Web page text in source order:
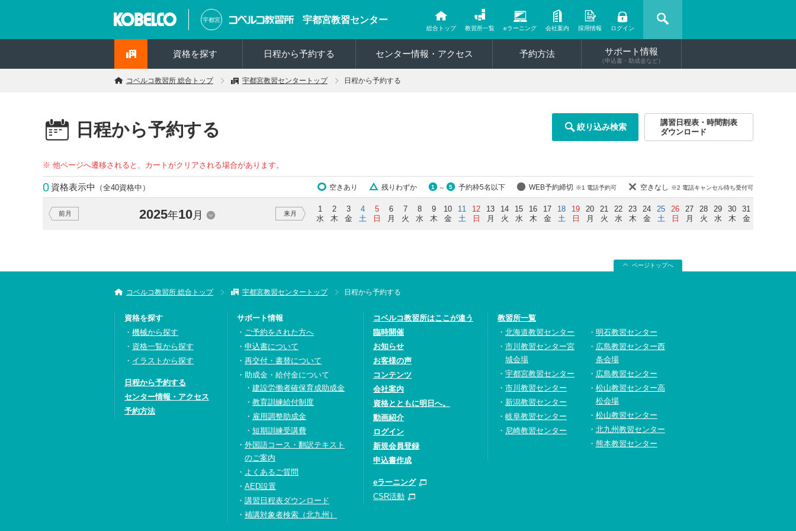
宇都宮 宇都宮教習センター
総合トップ 教習所一覧 eラーニング 会社案内 採用情報 ログイン
資格を探す 日程から予約する センター情報・アクセス 予約方法 サポート情報
（申込書・助成金など）
コベルコ教習所 総合トップ 宇都宮教習センタートップ 日程から予約する
日程から予約する 絞り込み検索
講習日程表・時間割表
ダウンロード
※ 他ページへ遷移されると、カートがクリアされる場合があります。
0 資格表示中 （全40資格中） 空きあり 残りわずか 1 ～ 5 予約枠5名以下 WEB予約締切 ※1 電話予約可 空きなし ※2 電話キャンセル待ち受付可
前月 2025年10月 来月
1
水
2
木
3
金
4
土
5
日
6
月
7
火
8
水
9
木
10
金
11
土
12
日
13
月
14
火
15
水
16
木
17
金
18
土
19
日
20
月
21
火
22
水
23
木
24
金
25
土
26
日
27
月
28
火
29
水
30
木
31
金
ページトップへ
コベルコ教習所 総合トップ 宇都宮教習センタートップ 日程から予約する
資格を探す
機械から探す
資格一覧から探す
イラストから探す
日程から予約する
センター情報・アクセス
予約方法
サポート情報
ご予約をされた方へ
申込書について
再交付・書替について
助成金・給付金について
建設労働者確保育成助成金
教育訓練給付制度
雇用調整助成金
短期訓練受講費
外国語コース・翻訳テキスト
のご案内
よくあるご質問
AED設置
講習日程表ダウンロード
補講対象者検索（北九州）
コベルコ教習所はここが違う
臨時開催
お知らせ
お客様の声
コンテンツ
会社案内
資格とともに明日へ。
動画紹介
ログイン
新規会員登録
申込書作成
eラーニング
CSR活動
教習所一覧
北海道教習センター
市川教習センター宮
城会場
宇都宮教習センター
市川教習センター
新潟教習センター
岐阜教習センター
尼崎教習センター
明石教習センター
広島教習センター西
条会場
広島教習センター
松山教習センター高
松会場
松山教習センター
北九州教習センター
熊本教習センター